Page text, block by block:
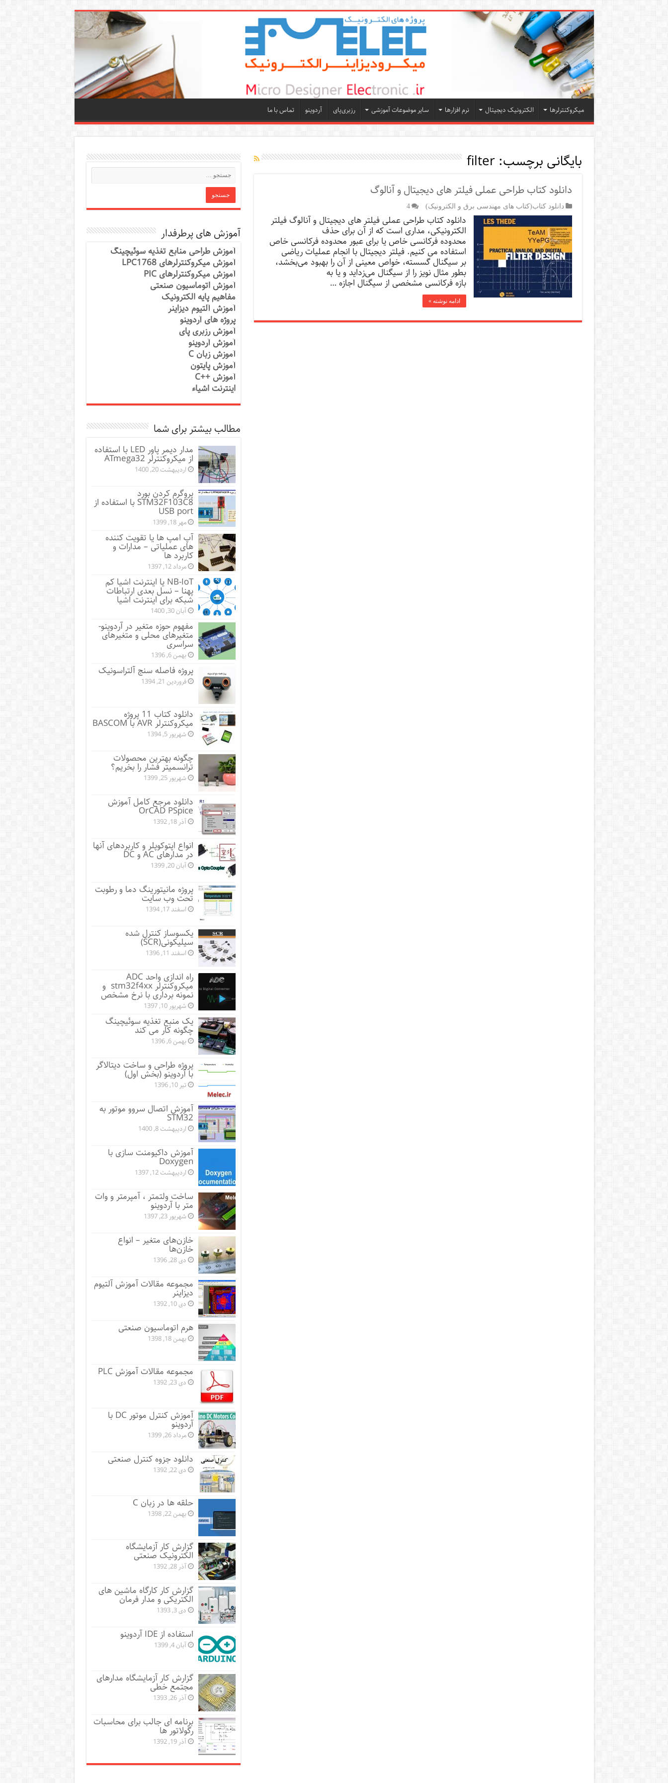
میکروکنترلرها الکترونیک دیجیتال نرم افزارها سایر موضوعات آموزشی رزبری‌پای آردوینو تماس با ما
بایگانی برچسب:filter
دانلود کتاب طراحی عملی فیلتر های دیجیتال و آنالوگ
دانلود کتاب(کتاب های مهندسی برق و الکترونیک) 4
دانلود کتاب طراحی عملی فیلتر های دیجیتال و آنالوگ فیلتر
الکترونیکی، مداری است که از آن برای حذف
محدوده فرکانسی خاص یا برای عبور محدوده فرکانسی خاص
استفاده می کنیم. فیلتر دیجیتال با انجام عملیات ریاضی
بر سیگنال گسسته، خواص معینی از آن را بهبود می‌بخشد،
بطور مثال نویز را از سیگنال می‌زداید و یا به
بازه فرکانسی مشخصی از سیگنال اجازه …
ادامه نوشته »
آموزش های پرطرفدار
آموزش طراحی منابع تغذیه سوئیچینگ
آموزش میکروکنترلرهای LPC1768
آموزش میکروکنترلرهای PIC
آموزش اتوماسیون صنعتی
مفاهیم پایه الکترونیک
آموزش آلتیوم دیزاینر
پروژه های آردوینو
آموزش رزبری پای
آموزش آردوینو
آموزش زبان C
آموزش پایتون
آموزش ++C
اینترنت اشیاء
مطالب بیشتر برای شما
مدار دیمر پاور LED با استفاده
از میکروکنترلر ATmega32
اردیبهشت 20, 1400
پروگرم کردن بورد
STM32F103C8 با استفاده از
USB port
مهر 18, 1399
آپ امپ ها یا تقویت کننده
های عملیاتی – مدارات و
کاربرد ها
مرداد 12, 1397
NB-IoT یا اینترنت اشیا کم
پهنا – نسل بعدی ارتباطات
شبکه برای اینترنت اشیا
آبان 30, 1400
مفهوم حوزه متغیر در آردوینو-
متغیرهای محلی و متغیرهای
سراسری
بهمن 6, 1396
پروژه فاصله سنج آلتراسونیک
فروردین 21, 1394
دانلود کتاب 11 پروژه
میکروکنترلر AVR با BASCOM
شهریور 5, 1394
چگونه بهترین محصولات
ترانسمیتر فشار را بخریم؟
شهریور 25, 1399
دانلود مرجع کامل آموزش
OrCAD PSpice
آذر 18, 1392
انواع اپتوکوپلر و کاربردهای آنها
در مدارهای AC و DC
آبان 20, 1399
پروژه مانيتورينگ دما و رطوبت
تحت وب سایت
اسفند 17, 1394
یکسوساز کنترل شده
سیلیکونی(SCR)
اسفند 11, 1396
راه اندازی واحد ADC
میکروکنترلر stm32f4xx و
نمونه برداری با نرخ مشخص
شهریور 10, 1397
یک منبع تغذیه سوئیچینگ
چگونه کار می کند
بهمن 6, 1396
پروژه طراحی و ساخت دیتالاگر
با آردوینو (بخش اول)
تیر 10, 1396
آموزش اتصال سروو موتور به
STM32
اردیبهشت 8, 1400
آموزش داکیومنت سازی با
Doxygen
اردیبهشت 12, 1397
ساخت ولتمتر ، آمپرمتر و وات
متر با آردوینو
شهریور 23, 1397
خازن‌های متغیر – انواع
خازن‌ها
دی 28, 1396
مجموعه مقالات آموزش آلتیوم
دیزاینر
دی 10, 1392
هرم اتوماسیون صنعتی
بهمن 18, 1398
مجموعه مقالات آموزش PLC
دی 23, 1392
آموزش کنترل موتور DC با
آردوینو
مرداد 26, 1399
دانلود جزوه کنترل صنعتی
دی 22, 1392
حلقه ها در زبان C
بهمن 22, 1398
گزارش کار آزمایشگاه
الکترونیک صنعتی
آذر 28, 1392
گزارش کار کارگاه ماشین های
الکتریکی و مدار فرمان
دی 3, 1393
استفاده از IDE آردوینو
آبان 4, 1399
گزارش کار آزمایشگاه مدارهای
مجتمع خطی
آذر 26, 1393
برنامه ای جالب برای محاسبات
رگولاتور ها
آذر 19, 1392